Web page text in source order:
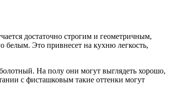
достаточно строгим и геометричным,
белым. Это привнесет на кухню легкость,
На полу они могут выглядеть хорошо,
с фисташковым такие оттенки могут